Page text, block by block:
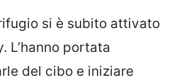
si è subito attivato
L’hanno portata
del cibo e iniziare